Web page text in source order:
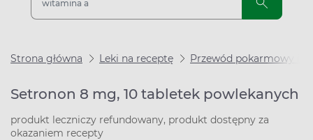
Strona główna Leki na receptę Przewód pokarmowy i
Setronon 8 mg, 10 tabletek powlekanych
produkt leczniczy refundowany, produkt dostępny za
okazaniem recepty